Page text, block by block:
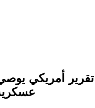
تقرير أمريكي